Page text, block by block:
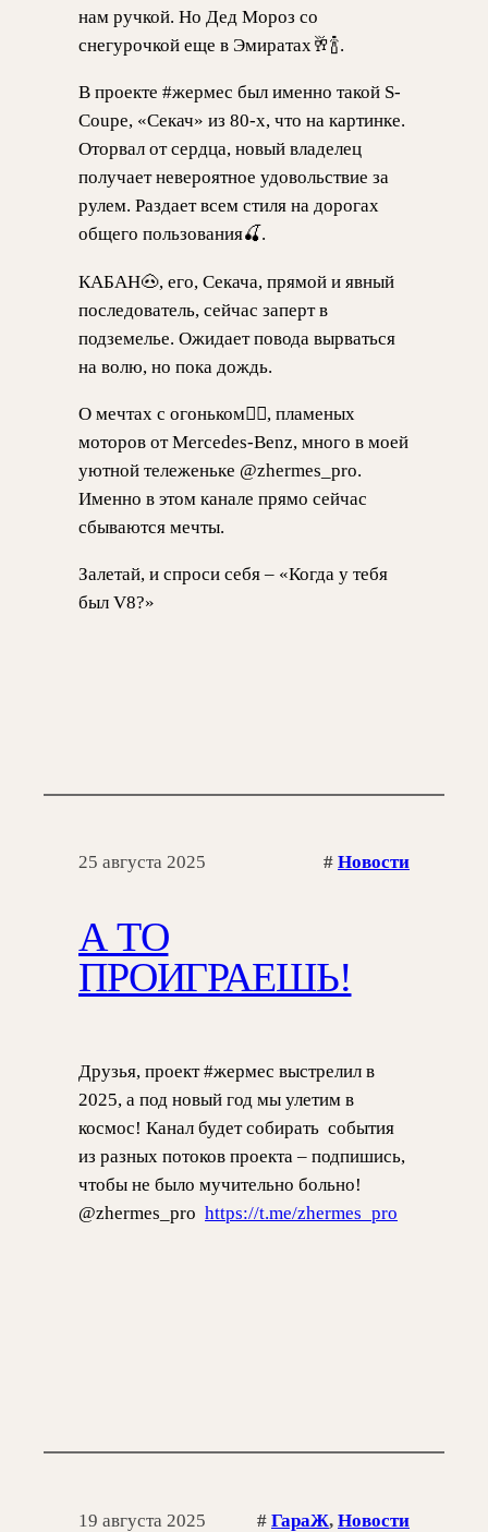
нам ручкой. Но Дед Мороз со
снегурочкой еще в Эмиратах🥂🍾.
В проекте #жермес был именно такой S-
Coupe, «Секач» из 80-х, что на картинке.
Оторвал от сердца, новый владелец
получает невероятное удовольствие за
рулем. Раздает всем стиля на дорогах
общего пользования🍒.
КАБАН🐽, его, Секача, прямой и явный
последователь, сейчас заперт в
подземелье. Ожидает повода вырваться
на волю, но пока дождь.
О мечтах с огоньком❤️‍🔥, пламеных
моторов от Mercedes-Benz, много в моей
уютной тележеньке @zhermes_pro.
Именно в этом канале прямо сейчас
сбываются мечты.
Залетай, и спроси себя – «Когда у тебя
был V8?»
25 августа 2025 # Новости
А ТО
ПРОИГРАЕШЬ!
Друзья, проект #жермес выстрелил в
2025, а под новый год мы улетим в
космос! Канал будет собирать события
из разных потоков проекта – подпишись,
чтобы не было мучительно больно!
@zhermes_pro https://t.me/zhermes_pro
19 августа 2025 # ГараЖ, Новости